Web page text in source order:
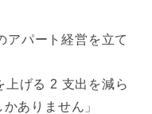
アパート経営を立て
上げる 2 支出を減ら
ありません」